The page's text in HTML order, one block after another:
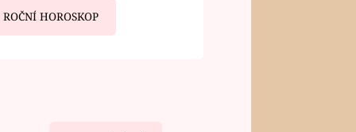
ROČNÍ HOROSKOP